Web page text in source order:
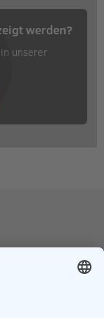
werden?
unserer